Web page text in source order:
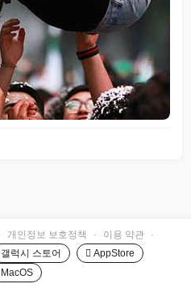
개인정보 보호정책 · 이용 약관
·
갤럭시 스토어
 AppStore